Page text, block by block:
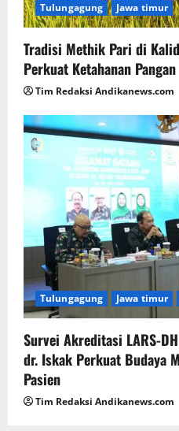
Tulungagung Jawa timur
Tradisi Methik Pari di
Perkuat Ketahanan Pangan
Tim Redaksi Andikanews.com
Tulungagung Jawa timur
Survei Akreditasi LARS-
dr. Iskak Perkuat Budaya
Pasien
Tim Redaksi Andikanews.com